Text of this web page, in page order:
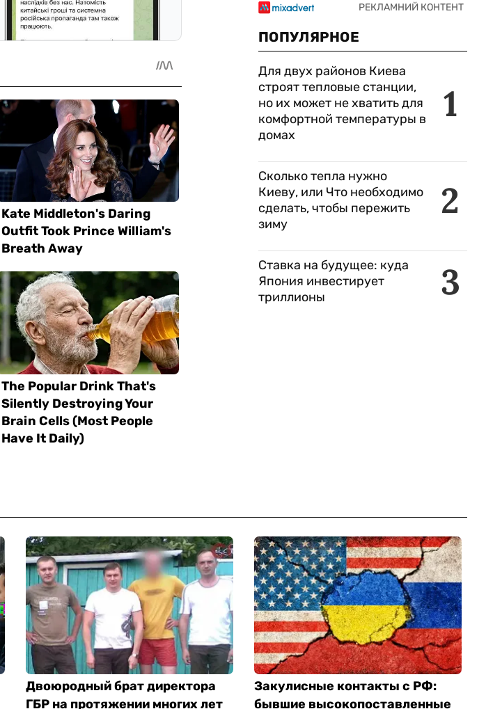
ПОПУЛЯРНОЕ
1
Для двух районов Киева
строят тепловые станции,
но их может не хватить для
комфортной температуры в
домах
2
Сколько тепла нужно
Киеву, или Что необходимо
сделать, чтобы пережить
зиму
3
Ставка на будущее: куда
Япония инвестирует
триллионы
Двоюродный брат директора
ГБР на протяжении многих лет
Закулисные контакты с РФ:
бывшие высокопоставленные